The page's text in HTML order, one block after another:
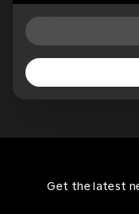
Get the latest